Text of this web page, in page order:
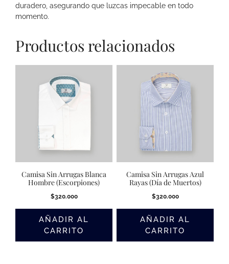
duradero, asegurando que luzcas impecable en todo
momento.
Productos relacionados
Camisa Sin Arrugas Blanca
Hombre (Escorpiones)
$320.000
AÑADIR AL
CARRITO
Camisa Sin Arrugas Azul
Rayas (Día de Muertos)
$320.000
AÑADIR AL
CARRITO